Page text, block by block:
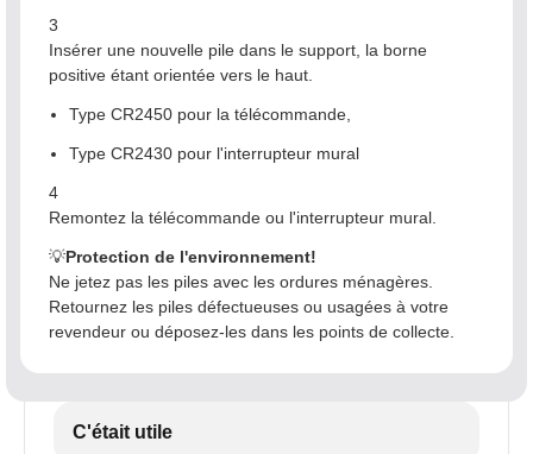
3
Insérer une nouvelle pile dans le support, la borne
positive étant orientée vers le haut.
Type CR2450 pour la télécommande,
Type CR2430 pour l'interrupteur mural
4
Remontez la télécommande ou l'interrupteur mural.
💡Protection de l'environnement!
Ne jetez pas les piles avec les ordures ménagères.
Retournez les piles défectueuses ou usagées à votre
revendeur ou déposez-les dans les points de collecte.
C'était utile